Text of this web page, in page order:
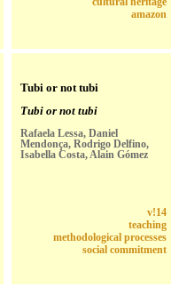
amazon
Tubi or not tubi
Tubi or not tubi
Rafaela Lessa, Daniel
Mendonça, Rodrigo Delfino,
Isabella Costa, Alain Gómez
v!14
teaching
methodological processes
social commitment